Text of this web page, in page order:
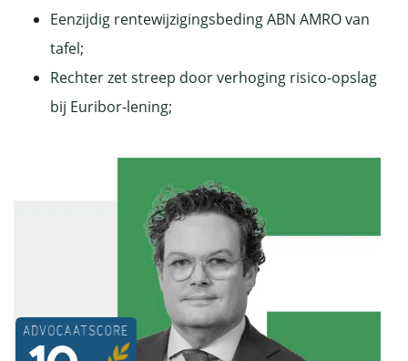
Eenzijdig rentewijzigingsbeding ABN AMRO van
tafel;
Rechter zet streep door verhoging risico-opslag
bij Euribor-lening;